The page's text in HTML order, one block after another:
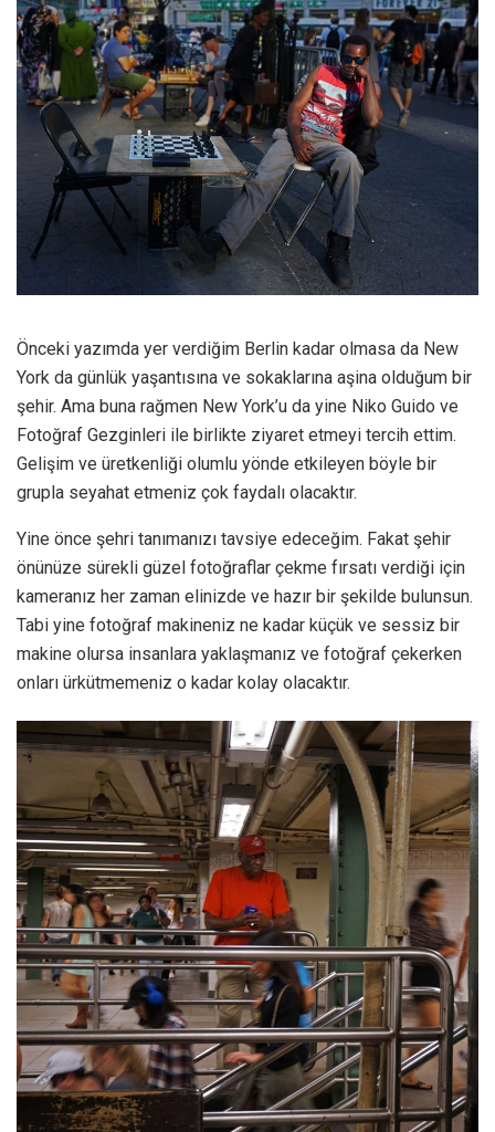
Önceki yazımda yer verdiğim Berlin kadar olmasa da New
York da günlük yaşantısına ve sokaklarına aşina olduğum bir
şehir. Ama buna rağmen New York’u da yine Niko Guido ve
Fotoğraf Gezginleri ile birlikte ziyaret etmeyi tercih ettim.
Gelişim ve üretkenliği olumlu yönde etkileyen böyle bir
grupla seyahat etmeniz çok faydalı olacaktır.
Yine önce şehri tanımanızı tavsiye edeceğim. Fakat şehir
önünüze sürekli güzel fotoğraflar çekme fırsatı verdiği için
kameranız her zaman elinizde ve hazır bir şekilde bulunsun.
Tabi yine fotoğraf makineniz ne kadar küçük ve sessiz bir
makine olursa insanlara yaklaşmanız ve fotoğraf çekerken
onları ürkütmemeniz o kadar kolay olacaktır.